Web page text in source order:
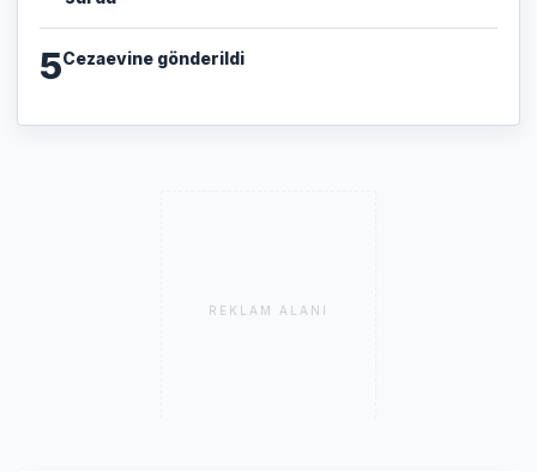
5Cezaevine gönderildi
REKLAM ALANI